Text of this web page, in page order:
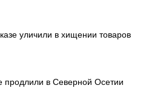
уличили в хищении товаров
в Северной Осетии